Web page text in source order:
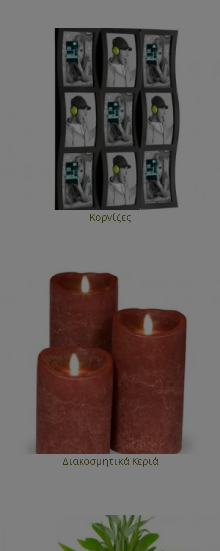
Κορνίζες
Διακοσμητικά Κεριά